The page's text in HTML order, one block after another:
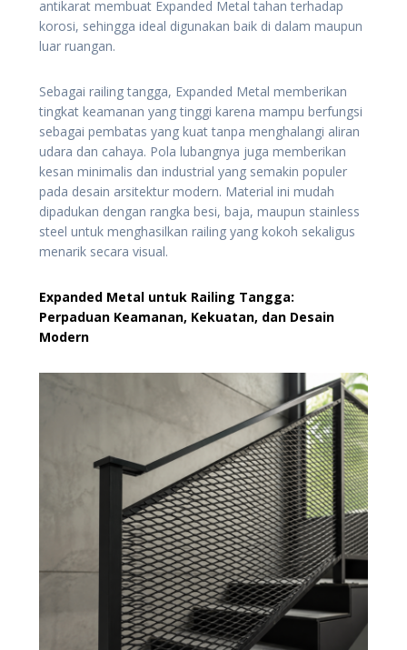
antikarat membuat Expanded Metal tahan terhadap
korosi, sehingga ideal digunakan baik di dalam maupun
luar ruangan.
Sebagai railing tangga, Expanded Metal memberikan
tingkat keamanan yang tinggi karena mampu berfungsi
sebagai pembatas yang kuat tanpa menghalangi aliran
udara dan cahaya. Pola lubangnya juga memberikan
kesan minimalis dan industrial yang semakin populer
pada desain arsitektur modern. Material ini mudah
dipadukan dengan rangka besi, baja, maupun stainless
steel untuk menghasilkan railing yang kokoh sekaligus
menarik secara visual.
Expanded Metal untuk Railing Tangga:
Perpaduan Keamanan, Kekuatan, dan Desain
Modern